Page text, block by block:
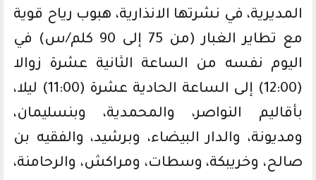
المديرية، في نشرتها الانذارية، هبوب رياح قوية
مع تطاير الغبار (من 75 إلى 90 كلم/س) في
اليوم نفسه من الساعة الثانية عشرة زوالا
(12:00) إلى الساعة الحادية عشرة (11:00) ليلا،
بأقاليم النواصر، والمحمدية، وبنسليمان،
ومديونة، والدار البيضاء، وبرشيد، والفقيه بن
صالح، وخريبكة، وسطات، ومراكش، والرحامنة،